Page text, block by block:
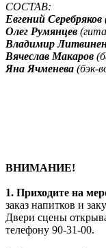
СОСТАВ:
Евгений Серебряков
Олег Румянцев
Владимир
Вячеслав Макаров
Яна Ячменева (бэк-
ВНИМАНИЕ!
1. Приходите на
заказ напитков и
Двери сцены
телефону 90-31-00.